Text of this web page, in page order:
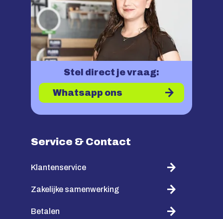
Stel direct je vraag:
Whatsapp ons
Service & Contact
Klantenservice
Zakelijke samenwerking
Betalen